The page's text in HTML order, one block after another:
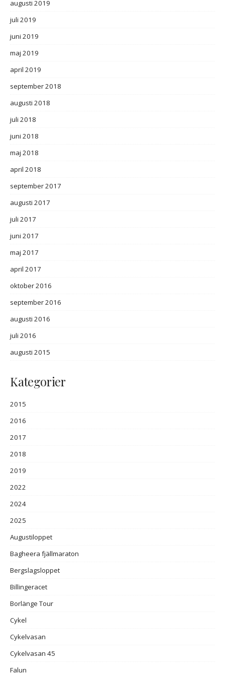
augusti 2019
juli 2019
juni 2019
maj 2019
april 2019
september 2018
augusti 2018
juli 2018
juni 2018
maj 2018
april 2018
september 2017
augusti 2017
juli 2017
juni 2017
maj 2017
april 2017
oktober 2016
september 2016
augusti 2016
juli 2016
augusti 2015
Kategorier
2015
2016
2017
2018
2019
2022
2024
2025
Augustiloppet
Bagheera fjällmaraton
Bergslagsloppet
Billingeracet
Borlänge Tour
Cykel
Cykelvasan
Cykelvasan 45
Falun